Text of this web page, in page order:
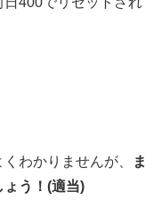
わかりませんが、
ま
う！ (適当)